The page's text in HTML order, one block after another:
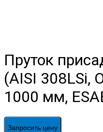
Пруток
(AISI 308LSi,
1000 мм,
Запросить цену